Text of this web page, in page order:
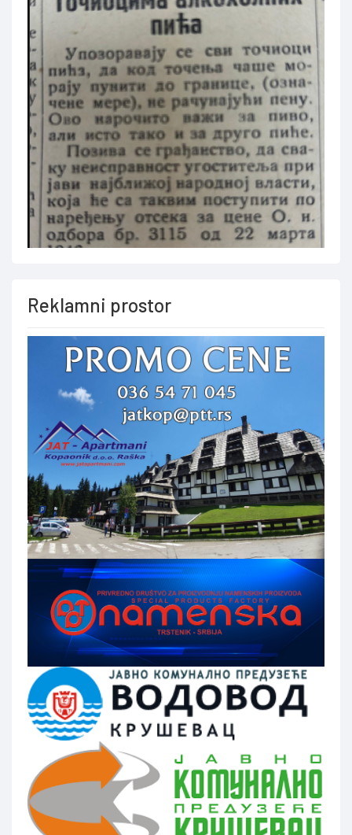
Reklamni prostor